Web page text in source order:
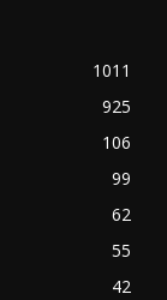
1011
925
106
99
62
55
42